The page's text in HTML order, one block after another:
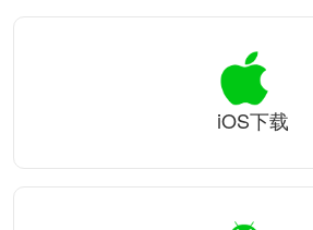
iOS下载